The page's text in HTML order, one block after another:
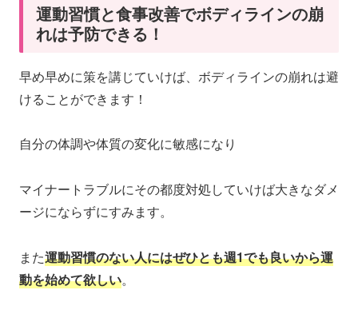
運動習慣と食事改善でボディラインの崩
れは予防できる！
早め早めに策を講じていけば、ボディラインの崩れは避
けることができます！
自分の体調や体質の変化に敏感になり
マイナートラブルにその都度対処していけば大きなダメ
ージにならずにすみます。
また運動習慣のない人にはぜひとも週1でも良いから運
動を始めて欲しい。